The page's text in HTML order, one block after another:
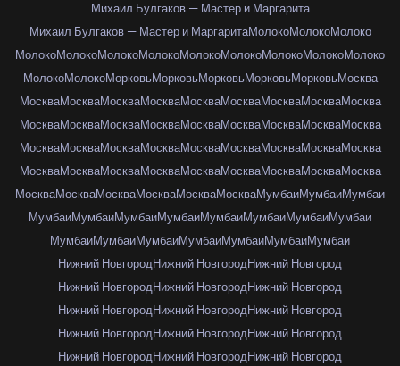
Михаил Булгаков — Мастер и Маргарита
Михаил Булгаков — Мастер и МаргаритаМолокоМолокоМолоко
МолокоМолокоМолокоМолокоМолокоМолокоМолокоМолокоМолоко
МолокоМолокоМорковьМорковьМорковьМорковьМорковьМосква
МоскваМоскваМоскваМоскваМоскваМоскваМоскваМоскваМосква
МоскваМоскваМоскваМоскваМоскваМоскваМоскваМоскваМосква
МоскваМоскваМоскваМоскваМоскваМоскваМоскваМоскваМосква
МоскваМоскваМоскваМоскваМоскваМоскваМоскваМоскваМосква
МоскваМоскваМоскваМоскваМоскваМоскваМумбаиМумбаиМумбаи
МумбаиМумбаиМумбаиМумбаиМумбаиМумбаиМумбаиМумбаи
МумбаиМумбаиМумбаиМумбаиМумбаиМумбаиМумбаи
Нижний НовгородНижний НовгородНижний Новгород
Нижний НовгородНижний НовгородНижний Новгород
Нижний НовгородНижний НовгородНижний Новгород
Нижний НовгородНижний НовгородНижний Новгород
Нижний НовгородНижний НовгородНижний Новгород